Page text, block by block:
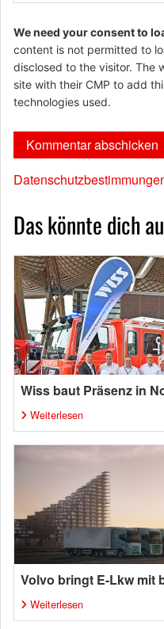
We need your consent to
content is not permitted to
disclosed to the visitor. The
site with their CMP to add
technologies used.
Das könnte dich
Wiss baut Präsenz in
Weiterlesen
Volvo bringt E-Lkw mit
Weiterlesen